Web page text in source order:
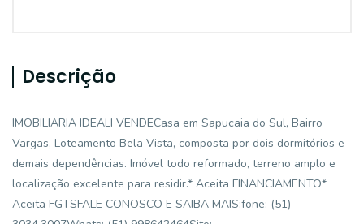
Descrição
IMOBILIARIA IDEALI VENDECasa em Sapucaia do Sul, Bairro
Vargas, Loteamento Bela Vista, composta por dois dormitórios e
demais dependências. Imóvel todo reformado, terreno amplo e
localização excelente para residir.* Aceita FINANCIAMENTO*
Aceita FGTSFALE CONOSCO E SAIBA MAIS:fone: (51)